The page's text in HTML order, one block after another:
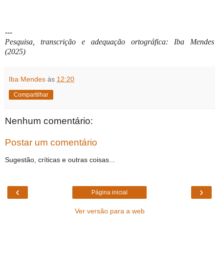
---
Pesquisa, transcrição e adequação ortográfica: Iba Mendes
(2025)
Iba Mendes às 12:20
Compartilhar
Nenhum comentário:
Postar um comentário
Sugestão, críticas e outras coisas...
‹ ›
Página inicial
Ver versão para a web